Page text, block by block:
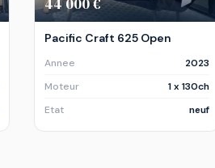
Pacific Craft 625 Open
Annee
2023
Moteur
1 x 130ch
Etat
neuf